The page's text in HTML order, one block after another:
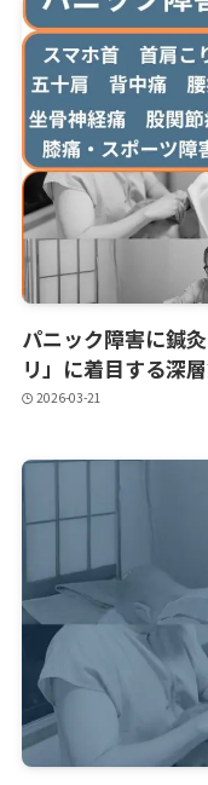
パニック障害に鍼
リ」に着目する深
2026-03-21